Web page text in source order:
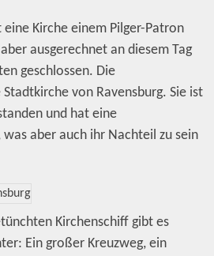
eine Kirche einem Pilger-Patron
ausgerechnet an diesem Tag
geschlossen. Die
von Ravensburg. Sie ist
und hat eine
aber auch ihr Nachteil zu sein
Kirchenschiff gibt es
Ein großer Kreuzweg, ein